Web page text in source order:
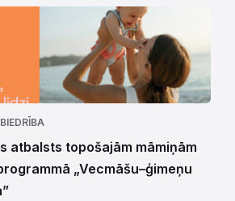
atbalsts topošajām māmiņām
„Vecmāšu–ģimeņu